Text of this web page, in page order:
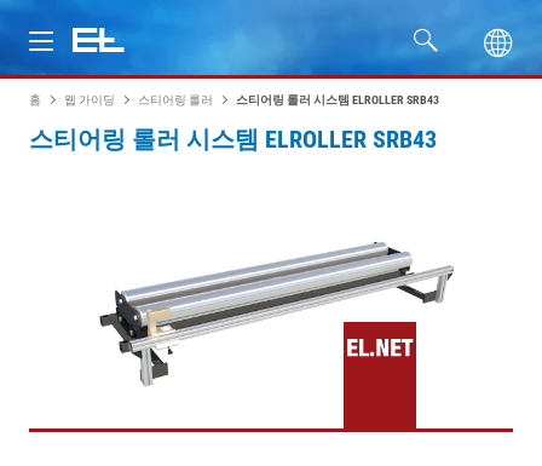
제품
홈 웹 가이딩 스티어링 롤러 스티어링 롤러 시스템 ELROLLER SRB43
스티어링 롤러 시스템 ELROLLER SRB43